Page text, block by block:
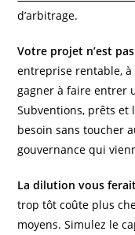
d’arbitrage.
Votre projet n’est
entreprise rentable, à
gagner à faire entrer
Subventions, prêts et
besoin sans toucher
gouvernance qui
La dilution vous
trop tôt coûte plus
moyens. Simulez le